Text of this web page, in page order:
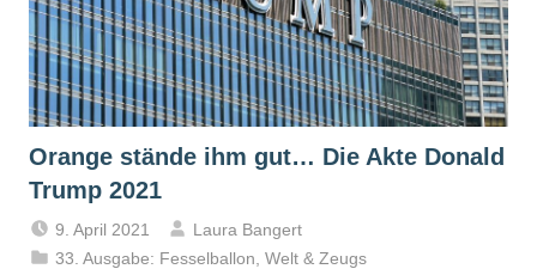
Orange stände ihm gut… Die Akte Donald
Trump 2021
9. April 2021
Laura Bangert
33. Ausgabe: Fesselballon ,Welt & Zeugs